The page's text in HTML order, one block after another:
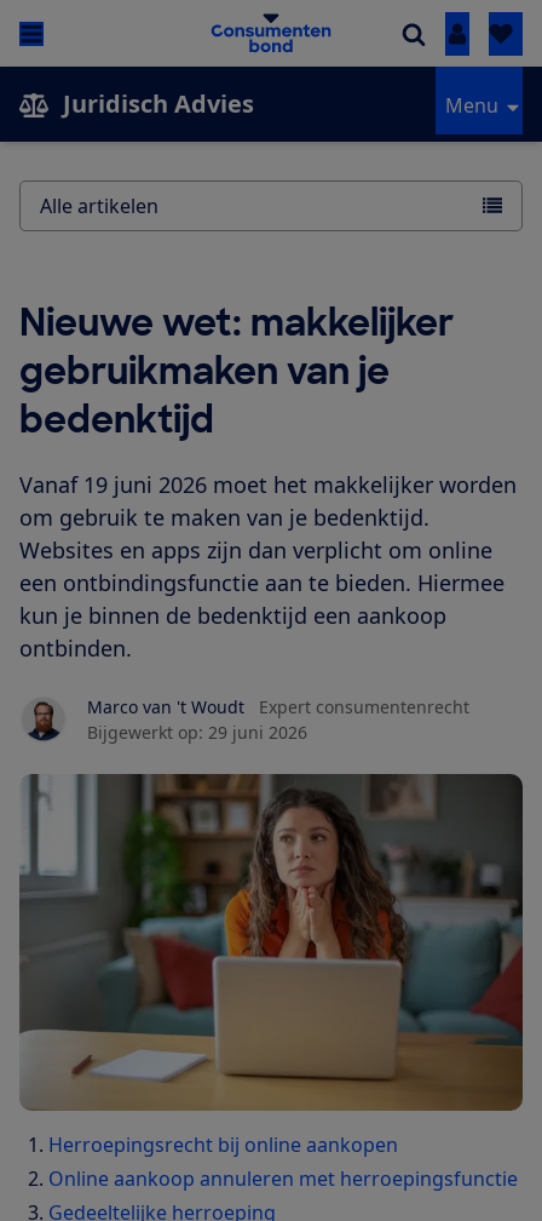
Inloggen
Juridisch Advies Menu
Nieuwe wet: makkelijker
gebruikmaken van je
bedenktijd
Vanaf 19 juni 2026 moet het makkelijker worden
om gebruik te maken van je bedenktijd.
Websites en apps zijn dan verplicht om online
een ontbindingsfunctie aan te bieden. Hiermee
kun je binnen de bedenktijd een aankoop
ontbinden.
Marco van 't Woudt
Expert consumentenrecht
Bijgewerkt op: 29 juni 2026
Herroepingsrecht bij online aankopen
Online aankoop annuleren met herroepingsfunctie
Gedeeltelijke herroeping
Alle artikelen